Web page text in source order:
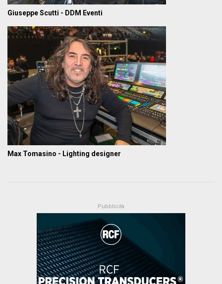
Giuseppe Scutti - DDM Eventi
Max Tomasino - Lighting designer